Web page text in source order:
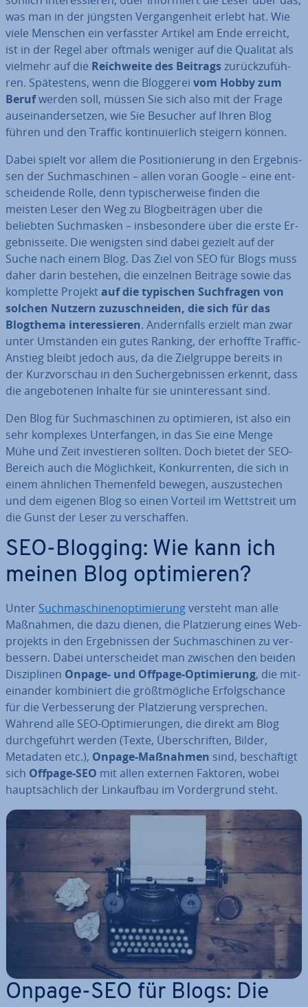
was man in der jüngsten Ver­gan­gen­heit erlebt hat. Wie
viele Menschen ein ver­fass­ter Artikel am Ende erreicht,
ist in der Regel aber oftmals weniger auf die Qualität als
vielmehr auf die Reich­wei­te des Beitragszu­rück­zu­füh­
ren. Spä­tes­tens, wenn die Bloggerei vom Hobby zum
Berufwerden soll, müssen Sie sich also mit der Frage
aus­ein­an­der­set­zen, wie Sie Besucher auf Ihren Blog
führen und den Traffic kon­ti­nu­ier­lich steigern können.
Dabei spielt vor allem die Po­si­tio­nie­rung in den Er­geb­nis­
sen der Such­ma­schi­nen – allen voran Google – eine ent­
schei­den­de Rolle, denn ty­pi­scher­wei­se finden die
meisten Leser den Weg zu Blog­bei­trä­gen über die
beliebten Such­mas­ken – ins­be­son­de­re über die erste Er­
geb­nis­sei­te. Die wenigsten sind dabei gezielt auf der
Suche nach einem Blog. Das Ziel von SEO für Blogs muss
daher darin bestehen, die einzelnen Beiträge sowie das
komplette Projektauf die typischen Such­fra­gen von
solchen Nutzern zu­zu­schnei­den, die sich für das
Blogthema in­ter­es­sie­ren. An­dern­falls erzielt man zwar
unter Umständen ein gutes Ranking, der erhoffte Traffic-
Anstieg bleibt jedoch aus, da die Ziel­grup­pe bereits in
der Kurz­vor­schau in den Such­ergeb­nis­sen erkennt, dass
die an­ge­bo­te­nen Inhalte für sie un­in­ter­es­sant sind.
Den Blog für Such­ma­schi­nen zu op­ti­mie­ren, ist also ein
sehr komplexes Un­ter­fan­gen, in das Sie eine Menge
Mühe und Zeit in­ves­tie­ren sollten. Doch bietet der SEO-
Bereich auch die Mög­lich­keit, Kon­kur­ren­ten, die sich in
einem ähnlichen The­men­feld bewegen, aus­zu­ste­chen
und dem eigenen Blog so einen Vorteil im Wett­streit um
die Gunst der Leser zu ver­schaf­fen.
SEO-Blogging: Wie kann ich
meinen Blog op­ti­mie­ren?
Unter Such­ma­schi­nen­op­ti­mie­rungversteht man alle
Maßnahmen, die dazu dienen, die Plat­zie­rung eines Web­
pro­jekts in den Er­geb­nis­sen der Such­ma­schi­nen zu ver­
bes­sern. Dabei un­ter­schei­det man zwischen den beiden
Dis­zi­pli­nen Onpage- und Offpage-Op­ti­mie­rung, die mit­
ein­an­der kom­bi­niert die größt­mög­li­che Er­folgs­chan­ce
für die Ver­bes­se­rung der Plat­zie­rung ver­spre­chen.
Während alle SEO-Op­ti­mie­run­gen, die direkt am Blog
durch­ge­führt werden (Texte, Über­schrif­ten, Bilder,
Metadaten etc.), Onpage-Maßnahmen sind, be­schäf­tigt
sich Offpage-SEO mit allen externen Faktoren, wobei
haupt­säch­lich der Link­auf­bau im Vor­der­grund steht.
Onpage-SEO für Blogs: Die